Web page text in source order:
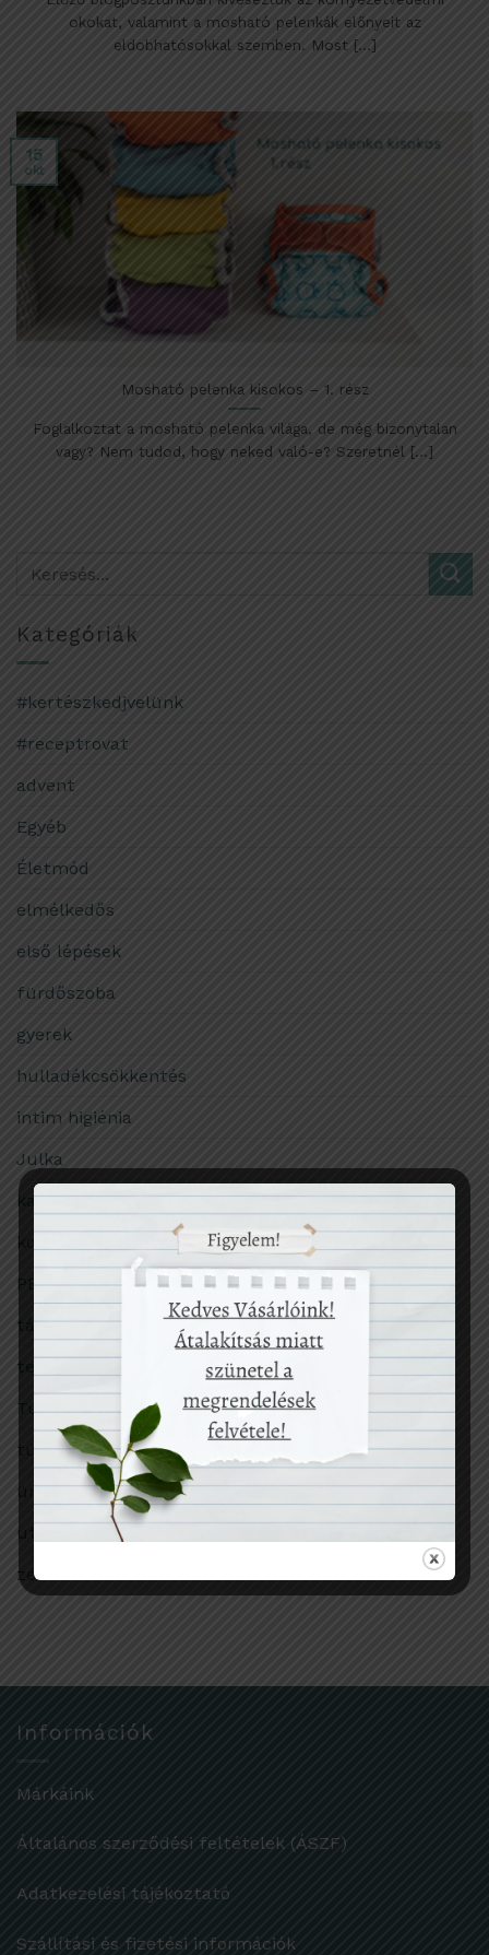
okokat, valamint a mosható pelenkák előnyeit az
eldobhatósokkal szemben. Most [...]
Mosható pelenka kisokos – 1. rész
Foglalkoztat a mosható pelenka világa, de még bizonytalan
vagy? Nem tudod, hogy neked való-e? Szeretnél [...]
15
okt
Kategóriák
#kertészkedjvelünk
#receptrovat
advent
Egyéb
Életmód
elmélkedős
első lépések
fürdőszoba
gyerek
hulladékcsökkentés
intim higiénia
Julka
karácsony
PET-palack
társadalom
termékekről
Tudomány
túlfogyasztás
ünnep
zero waste
Információk
Márkáink
Általános szerződési feltételek (ÁSZF)
Adatkezelési tájékoztató
Szállítási és fizetési információk